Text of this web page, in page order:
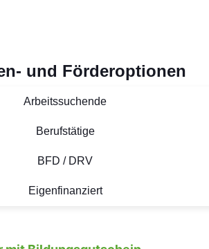
und Förderoptionen
Arbeitssuchende
Berufstätige
BFD / DRV
Eigenfinanziert